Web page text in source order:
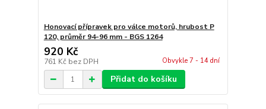
Honovací přípravek pro válce motorů, hrubost P
120, průměr 94-96 mm - BGS 1264
920 Kč
761 Kč bez DPH Obvykle 7 - 14 dní
Přidat do košíku